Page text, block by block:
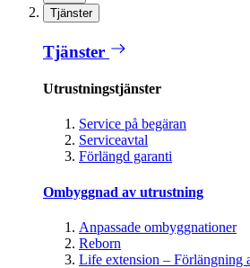
Tjänster
Tjänster
Utrustningstjänster
Service på begäran
Serviceavtal
Förlängd garanti
Ombyggnad av utrustning
Anpassade ombyggnationer
Reborn
Life extension – Förlängning